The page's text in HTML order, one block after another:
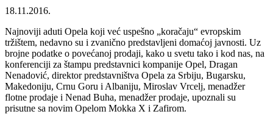
18.11.2016.
Najnoviji aduti Opela koji već uspešno „koračaju“ evropskim
tržištem, nedavno su i zvanično predstavljeni domaćoj javnosti. Uz
brojne podatke o povećanoj prodaji, kako u svetu tako i kod nas, na
konferenciji za štampu predstavnici kompanije Opel, Dragan
Nenadović, direktor predstavništva Opela za Srbiju, Bugarsku,
Makedoniju, Crnu Goru i Albaniju, Miroslav Vrcelj, menadžer
flotne prodaje i Nenad Buha, menadžer prodaje, upoznali su
prisutne sa novim Opelom Mokka X i Zafirom.